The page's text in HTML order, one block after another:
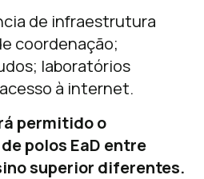
de infraestrutura
coordenação;
laboratórios
à internet.
permitido o
polos EaD entre
superior diferentes.